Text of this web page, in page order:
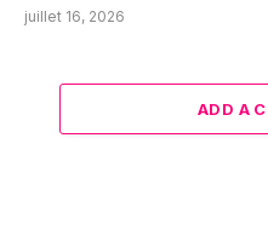
juillet 16, 2026
ADD A